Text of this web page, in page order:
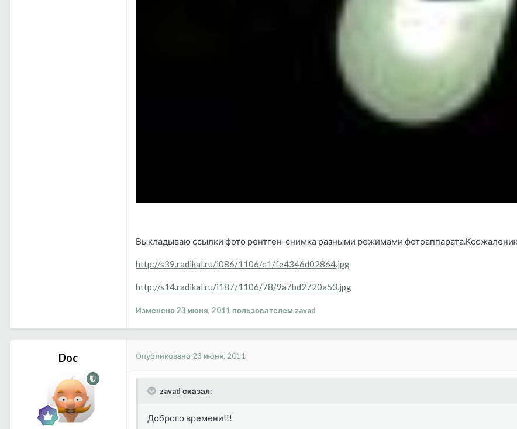
Выкладываю ссылки фото рентген-снимка разными режимами
http://s39.radikal.ru/i086/1106/e1/fe4346d02864.jpg
http://s14.radikal.ru/i187/1106/78/9a7bd2720a53.jpg
Изменено23 июня, 2011 пользователем zavad
Doc Опубликовано 23 июня, 2011
zavad сказал:
Доброго времени!!!